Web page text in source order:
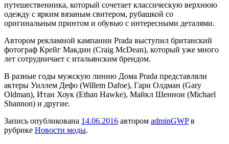
путешественника, который сочетает классическую верхнюю
одежду с ярким вязаным свитером, рубашкой со
оригинальным принтом и обувью с интересными деталями.
Автором рекламной кампании Prada выступил британский
фотограф Крейг Макдин (Craig McDean), который уже много
лет сотрудничает с итальянским брендом.
В разные годы мужскую линию Дома Prada представляли
актеры Уиллем Дефо (Willem Dafoe), Гари Олдман (Gary
Oldman), Итан Хоук (Ethan Hawke), Майкл Шеннон (Michael
Shannon) и другие.
Запись опубликована 14.06.2016 автором adminGWPв
рубрике Новости моды.